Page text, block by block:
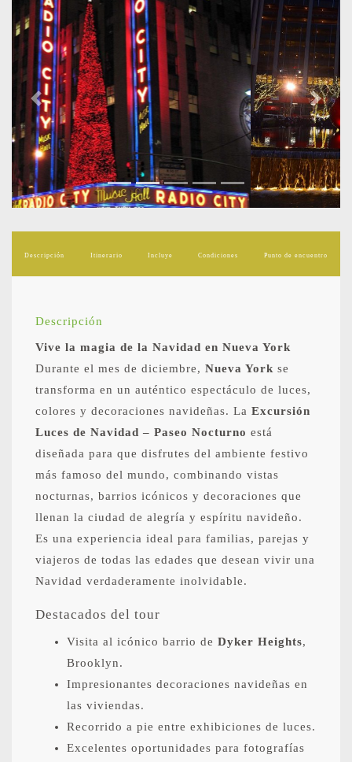
Previous Next
Descripción Itinerario Incluye Condiciones Punto de encuentro
Descripción
Vive la magia de la Navidad en Nueva York
Durante el mes de diciembre, Nueva York se
transforma en un auténtico espectáculo de luces,
colores y decoraciones navideñas. La Excursión
Luces de Navidad – Paseo Nocturno está
diseñada para que disfrutes del ambiente festivo
más famoso del mundo, combinando vistas
nocturnas, barrios icónicos y decoraciones que
llenan la ciudad de alegría y espíritu navideño.
Es una experiencia ideal para familias, parejas y
viajeros de todas las edades que desean vivir una
Navidad verdaderamente inolvidable.
Destacados del tour
Visita al icónico barrio de Dyker Heights,
Brooklyn.
Impresionantes decoraciones navideñas en
las viviendas.
Recorrido a pie entre exhibiciones de luces.
Excelentes oportunidades para fotografías